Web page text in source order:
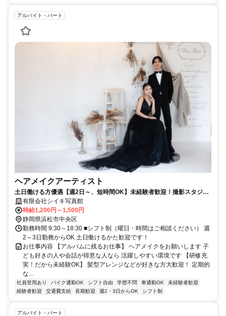
アルバイト・パート
ヘアメイクアーティスト
土日働ける方優遇【週2日～、短時間OK】未経験者歓迎！撮影スタジオ
のヘアメイク担当
有限会社シイキ写真館
時給1,200円～1,500円
静岡県浜松市中央区
勤務時間 9:30～18:30 ■シフト制（曜日・時間はご相談ください） 週
2～3日勤務からOK 土日働けるかた歓迎です！
お仕事内容 【アルバムに残るお仕事】 ヘアメイクをお願いします 子
ども好きの人や会話が得意な人なら 活躍しやすい環境です 【研修充
実！だから未経験OK】 髪型アレンジなどが好きな方大歓迎！ 定期的
な...
社員登用あり バイク通勤OK シフト自由 学歴不問 車通勤OK
未経験者歓迎
経験者歓迎
交通費支給 長期歓迎 週2・3日からOK シフト制
アルバイト・パート